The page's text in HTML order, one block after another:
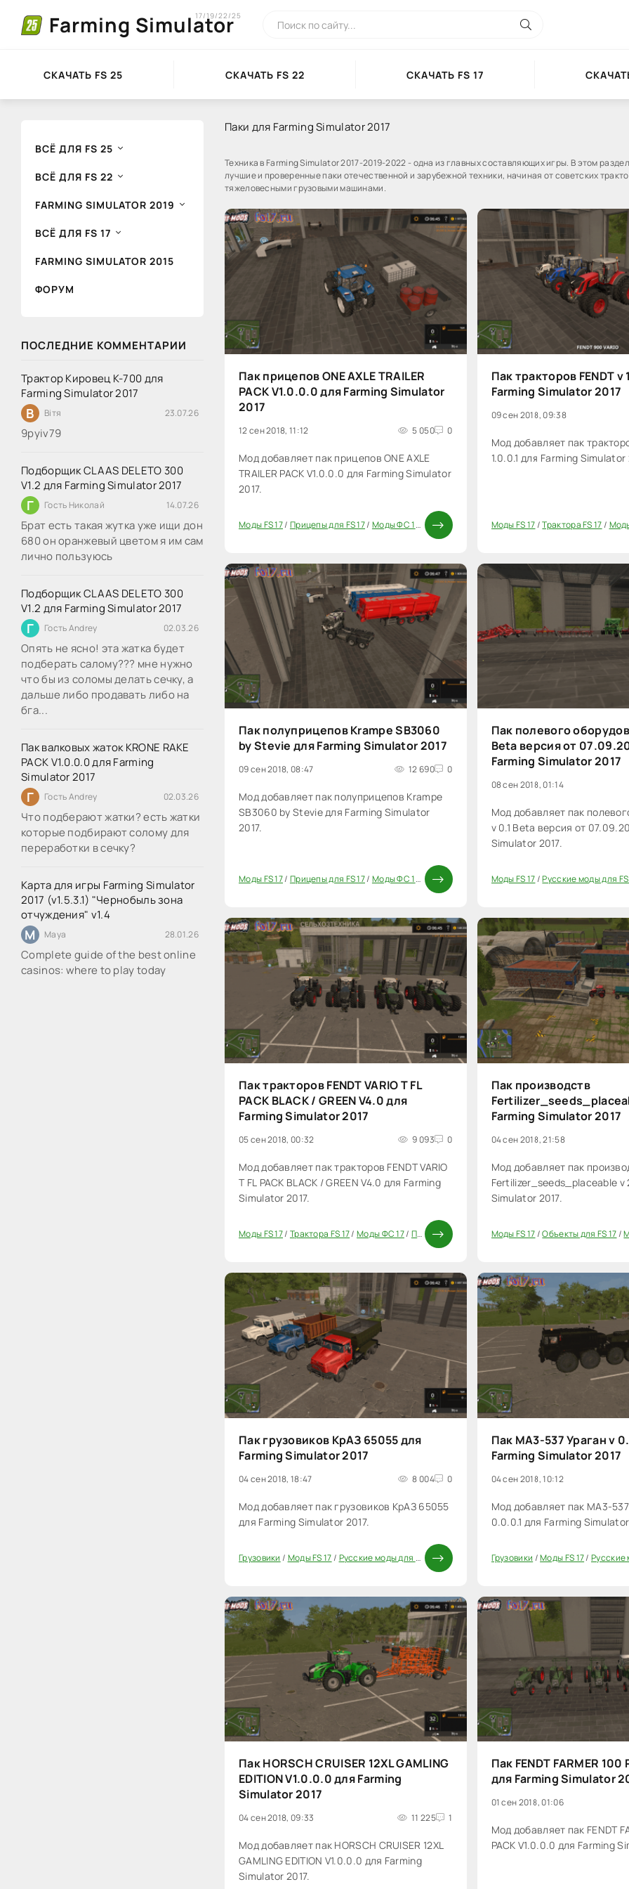
Farming Simulator
17/19/22/25
СКАЧАТЬ FS 25 СКАЧАТЬ FS 22 СКАЧАТЬ FS 17
ВСЁ ДЛЯ FS 25
ВСЁ ДЛЯ FS 22
FARMING SIMULATOR 2019
ВСЁ ДЛЯ FS 17
FARMING SIMULATOR 2015
ФОРУМ
ПОСЛЕДНИЕ КОММЕНТАРИИ
Трактор Кировец К-700 для
Farming Simulator 2017
В Вітя 23.07.26
9руіv79
Подборщик CLAAS DELETO 300
V1.2 для Farming Simulator 2017
Г Гость Николай 14.07.26
Брат есть такая жутка уже ищи дон
680 он оранжевый цветом я им сам
лично пользуюсь
Подборщик CLAAS DELETO 300
V1.2 для Farming Simulator 2017
Г Гость Andrey 02.03.26
Опять не ясно! эта жатка будет
подберать салому??? мне нужно
что бы из соломы делать сечку, а
дальше либо продавать либо на
бга...
Пак валковых жаток KRONE RAKE
PACK V1.0.0.0 для Farming
Simulator 2017
Г Гость Andrey 02.03.26
Что подберают жатки? есть жатки
которые подбирают солому для
переработки в сечку?
Карта для игры Farming Simulator
2017 (v1.5.3.1) "Чернобыль зона
отчуждения" v1.4
M Maya 28.01.26
Complete guide of the best online
casinos: where to play today
Паки для Farming Simulator 2017
Техника в Farming Simulator 2017-2019-2022 - одна из главных составляющих игры. В этом
лучшие и проверенные паки отечественной и зарубежной техники, начиная от советских
тяжеловесными грузовыми машинами.
Пак прицепов ONE AXLE TRAILER
PACK V1.0.0.0 для Farming Simulator
2017
12 сен 2018, 11:12 5 050 0
Мод добавляет пак прицепов ONE AXLE
TRAILER PACK V1.0.0.0 для Farming Simulator
2017.
20
Моды FS 17/ Прицепы для FS 17/ Моды ФС 17 / Паки
Пак тракторов FENDT v
Farming Simulator 2017
09 сен 2018, 09:38
Мод добавляет пак
1.0.0.1 для Farming Simulator
20
Моды FS 17/Трактора FS 17/
Пак полуприцепов Krampe SB3060
by Stevie для Farming Simulator 2017
09 сен 2018, 08:47 12 690 0
Мод добавляет пак полуприцепов Krampe
SB3060 by Stevie для Farming Simulator
2017.
20
Моды FS 17/ Прицепы для FS 17/ Моды ФС 17 / Паки
Пак полевого
Beta версия от
Farming Simulator 2017
08 сен 2018, 01:14
Мод добавляет пак
v 0.1 Beta версия от
Simulator 2017.
20
Моды FS 17/Русские моды для FS
Пак тракторов FENDT VARIO T FL
PACK BLACK / GREEN V4.0 для
Farming Simulator 2017
05 сен 2018, 00:32 9 093 0
Мод добавляет пак тракторов FENDT VARIO
T FL PACK BLACK / GREEN V4.0 для Farming
Simulator 2017.
Моды FS 17/ Трактора FS 17/Моды ФС 17/ Паки
Пак производств
Farming Simulator 2017
04 сен 2018, 21:58
Мод добавляет пак
Fertilizer_seeds_placeable v
Simulator 2017.
40
Моды FS 17/Объекты для FS 17/
Пак грузовиков КрАЗ 65055 для
Farming Simulator 2017
04 сен 2018, 18:47 8 004 0
Мод добавляет пак грузовиков КрАЗ 65055
для Farming Simulator 2017.
Грузовики / Моды FS 17/ Русские моды для FS 17 /Моды ФС 17 /Паки
Пак MA3-537 Ураган v
Farming Simulator 2017
04 сен 2018, 10:12
Мод добавляет пак MA3-
0.0.0.1 для Farming Simulator
20
Грузовики /Моды FS 17/Русские
Пак HORSCH CRUISER 12XL GAMLING
EDITION V1.0.0.0 для Farming
Simulator 2017
04 сен 2018, 09:33 11 225 1
Мод добавляет пак HORSCH CRUISER 12XL
GAMLING EDITION V1.0.0.0 для Farming
Simulator 2017.
Пак FENDT FARMER 100
для Farming Simulator
01 сен 2018, 01:06
Мод добавляет пак FENDT
PACK V1.0.0.0 для Farming